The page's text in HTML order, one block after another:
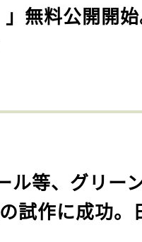
無料公開開
ル等、グリー
試作に成功。